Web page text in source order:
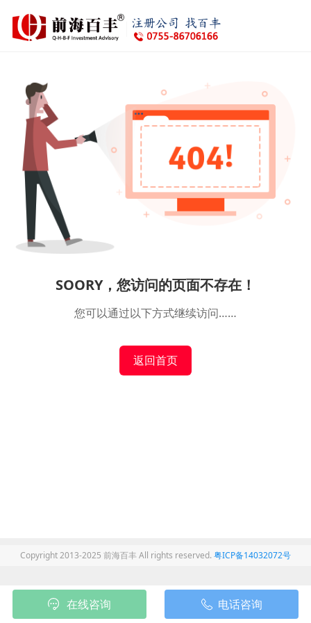
SOORY，您访问的页面不存在！
您可以通过以下方式继续访问……
返回首页
Copyright 2013-2025 前海百丰 All rights reserved. 粤ICP备14032072号
在线咨询 电话咨询